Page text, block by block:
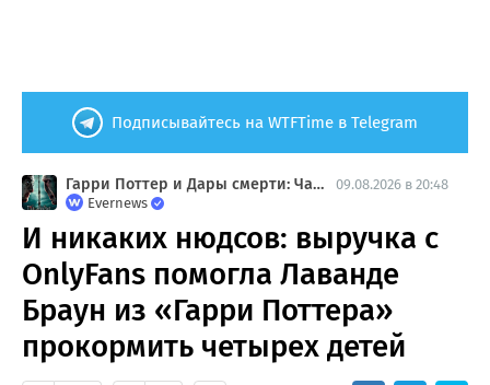
Подписывайтесь на WTFTime в Telegram
Гарри Поттер и Дары смерти: Часть 2
09.08.2026 в 20:48
Evernews
И никаких нюдсов: выручка с
OnlyFans помогла Лаванде
Браун из «Гарри Поттера»
прокормить четырех детей